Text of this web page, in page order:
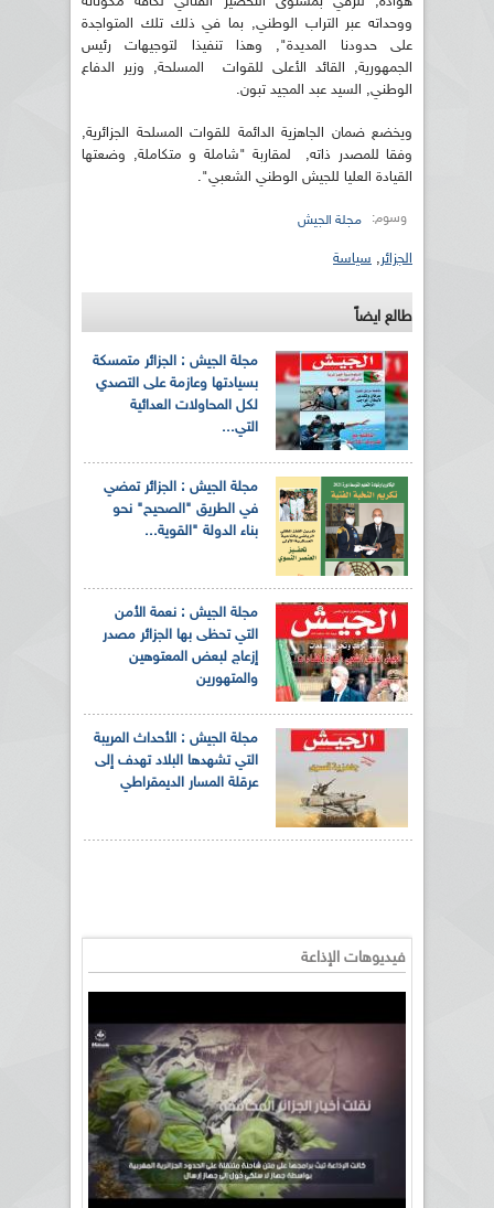
ووحداته عبر التراب الوطني, بما في ذلك تلك المتواجدة
على حدودنا المديدة", وهذا تنفيذا لتوجيهات رئيس
الجمهورية, القائد الأعلى للقوات المسلحة, وزير الدفاع
الوطني, السيد عبد المجيد تبون.
ويخضع ضمان الجاهزية الدائمة للقوات المسلحة الجزائرية,
وفقا للمصدر ذاته, لمقاربة "شاملة و متكاملة, وضعتها
القيادة العليا للجيش الوطني الشعبي".
وسوم: مجلة الجيش
الجزائر, سياسة
طالع ايضاً
مجلة الجيش : الجزائر متمسكة
بسيادتها وعازمة على التصدي
لكل المحاولات العدائية
التي...
مجلة الجيش : الجزائر تمضي
في الطريق "الصحيح" نحو
بناء الدولة "القوية...
مجلة الجيش : نعمة الأمن
التي تحظى بها الجزائر مصدر
إزعاج لبعض المعتوهين
والمتهورين
مجلة الجيش : الأحداث المريبة
التي تشهدها البلاد تهدف إلى
عرقلة المسار الديمقراطي
فيديوهات الإذاعة